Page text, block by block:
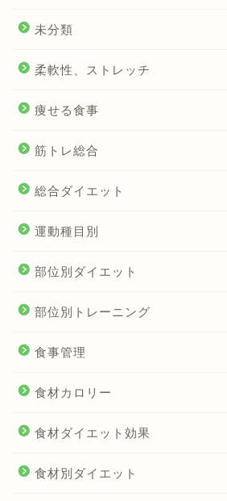
未分類
柔軟性、ストレッチ
痩せる食事
筋トレ総合
総合ダイエット
運動種目別
部位別ダイエット
部位別トレーニング
食事管理
食材カロリー
食材ダイエット効果
食材別ダイエット